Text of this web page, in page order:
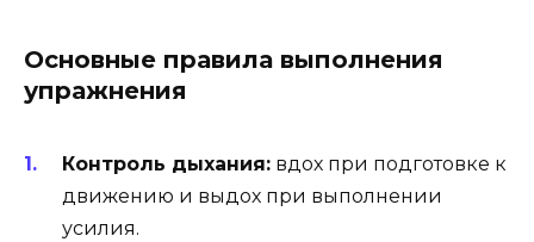
Основные правила выполнения
упражнения
Контроль дыхания: вдох при подготовке к
движению и выдох при выполнении
усилия.